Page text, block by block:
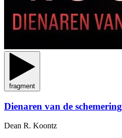
fragment
Dienaren van de schemering
Dean R. Koontz